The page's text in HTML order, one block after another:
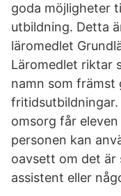
goda möjligheter
utbildning. Detta
läromedlet
Läromedlet riktar
namn som främst
fritidsutbildningar.
omsorg får
personen kan
oavsett om det är
assistent eller